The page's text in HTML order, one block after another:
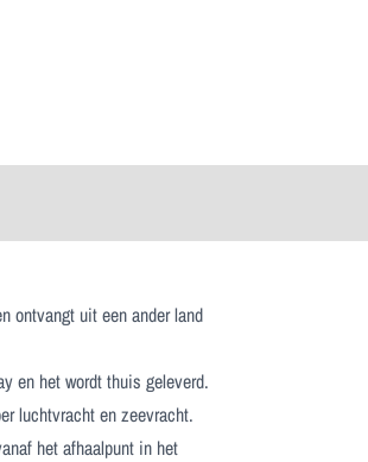
ontvangt uit een ander land
en het wordt thuis geleverd.
luchtvracht en zeevracht.
het afhaalpunt in het